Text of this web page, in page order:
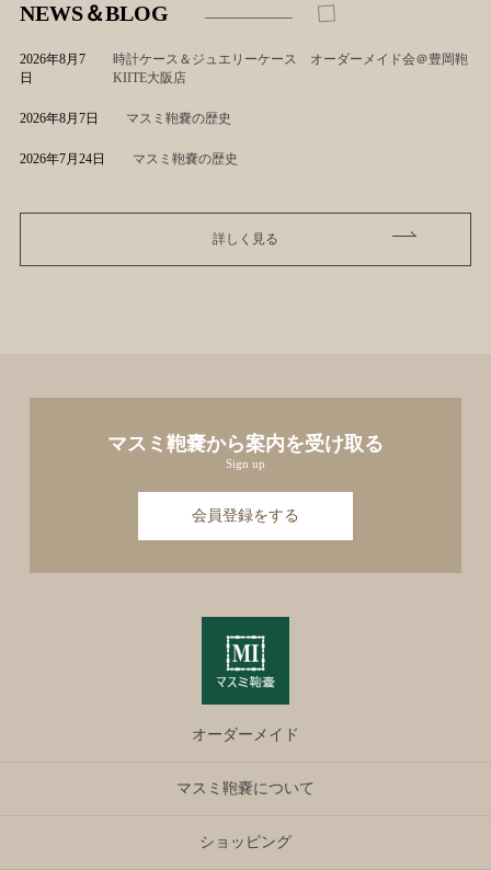
NEWS＆BLOG
2026年8月7
日
時計ケース＆ジュエリーケース オーダーメイド会＠豊岡鞄
KIITE大阪店
2026年8月7日 マスミ鞄嚢の歴史
2026年7月24日 マスミ鞄嚢の歴史
詳しく見る
マスミ鞄嚢から案内を受け取る
Sign up
会員登録をする
オーダーメイド
マスミ鞄嚢について
ショッピング